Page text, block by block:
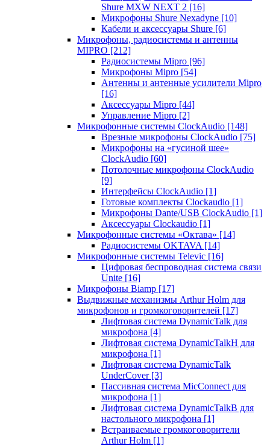
Shure MXW NEXT 2 [16]
Микрофоны Shure Nexadyne [10]
Кабели и аксессуары Shure [6]
Микрофоны, радиосистемы и антенны
MIPRO [212]
Радиосистемы Mipro [96]
Микрофоны Mipro [54]
Антенны и антенные усилители Mipro
[16]
Аксессуары Mipro [44]
Управление Mipro [2]
Микрофонные системы ClockAudio [148]
Врезные микрофоны ClockAudio [75]
Микрофоны на «гусиной шее»
ClockAudio [60]
Потолочные микрофоны ClockAudio
[9]
Интерфейсы ClockAudio [1]
Готовые комплекты Clockaudio [1]
Микрофоны Dante/USB ClockAudio [1]
Аксессуары Clockaudio [1]
Микрофонные системы «Октава» [14]
Радиосистемы OKTAVA [14]
Микрофонные системы Televic [16]
Цифровая беспроводная система связи
Unite [16]
Микрофоны Biamp [17]
Выдвижные механизмы Arthur Holm для
микрофонов и громкоговорителей [17]
Лифтовая система DynamicTalk для
микрофона [4]
Лифтовая система DynamicTalkH для
микрофона [1]
Лифтовая система DynamicTalk
UnderCover [3]
Пассивная система MicConnect для
микрофона [1]
Лифтовая система DynamicTalkB для
настольного микрофона [1]
Встраиваемые громкоговорители
Arthur Holm [1]